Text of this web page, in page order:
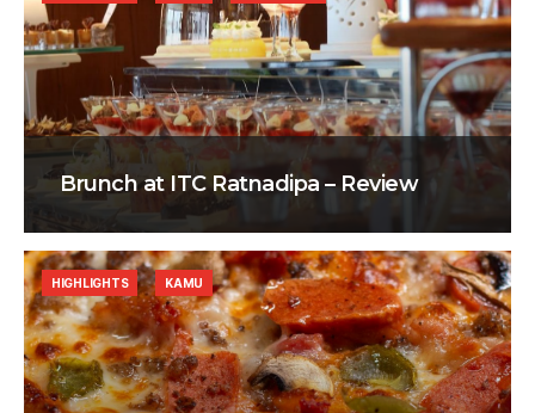
Brunch at ITC Ratnadipa – Review
HIGHLIGHTS KAMU